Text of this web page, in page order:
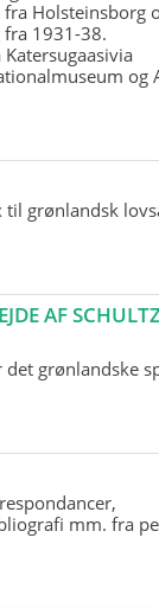
Holsteinsborg
1931-38.
og
grønlandsk
AF
grønlandske
mm. fra